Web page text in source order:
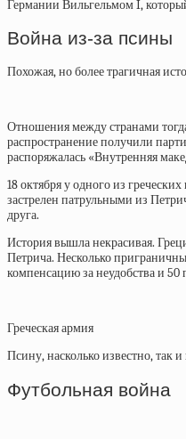
Германии Вильгельмом I,
Война из-за псины
Похожая, но более трагичная
Отношения между странами
распространение получили
распоряжалась «Внутренняя
18 октября у одного из
застрелен патрульными из
друга.
История вышла некрасивая.
Петрича. Несколько
компенсацию за неудобства и 50
Греческая армия
Псину, насколько известно, так
Футбольная война